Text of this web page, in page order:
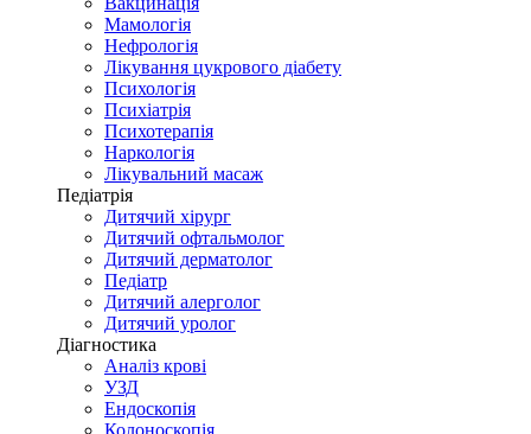
Мамологія
Нефрологія
Лікування цукрового діабету
Психологія
Психіатрія
Психотерапія
Наркологія
Лікувальний масаж
Педіатрія
Дитячий хірург
Дитячий офтальмолог
Дитячий дерматолог
Педіатр
Дитячий алерголог
Дитячий уролог
Діагностика
Аналіз крові
УЗД
Ендоскопія
Колоноскопія